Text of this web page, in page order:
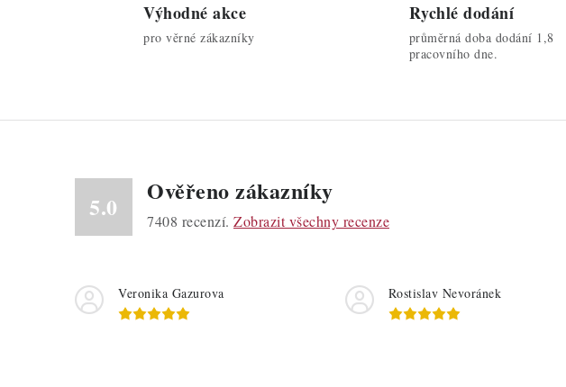
Výhodné akce
pro věrné zákazníky
Rychlé dodání
průměrná doba dodání 1,8
pracovního dne.
5.0
Ověřeno zákazníky
7408 recenzí. Zobrazit všechny recenze
Veronika Gazurova Rostislav Nevoránek